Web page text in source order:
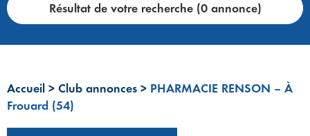
Résultat de votre recherche (0 annonce)
Accueil > Club annonces > PHARMACIE RENSON – À
Frouard (54)